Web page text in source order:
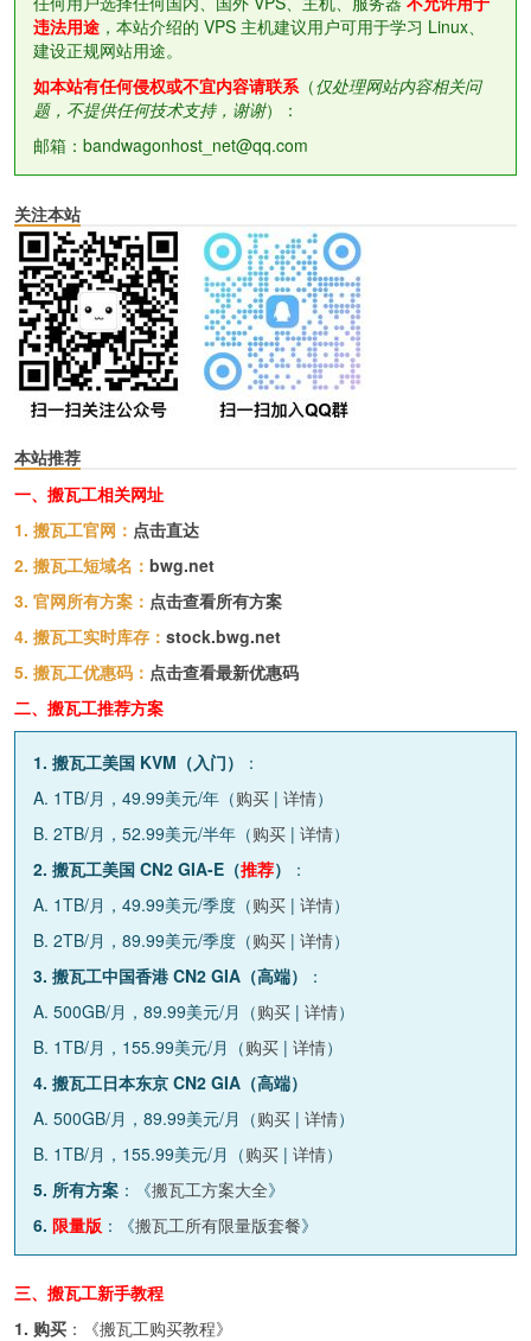
违法用途 ，本站介绍的 VPS 主机建议用户可用于学习 Linux、
建设正规网站用途。
如本站有任何侵权或不宜内容请联系（仅处理网站内容相关问
题，不提供任何技术支持，谢谢）：
邮箱：bandwagonhost_net@qq.com
关注本站
本站推荐
一、搬瓦工相关网址
1. 搬瓦工官网： 点击直达
2. 搬瓦工短域名： bwg.net
3. 官网所有方案： 点击查看所有方案
4. 搬瓦工实时库存： stock.bwg.net
5. 搬瓦工优惠码： 点击查看最新优惠码
二、搬瓦工推荐方案
1. 搬瓦工美国 KVM（入门）
：
A. 1TB/月，49.99美元/年（购买 | 详情）
B. 2TB/月，52.99美元/半年（购买 | 详情）
2. 搬瓦工美国 CN2 GIA-E（推荐）
：
A. 1TB/月，49.99美元/季度（购买 | 详情）
B. 2TB/月，89.99美元/季度（购买 | 详情）
3. 搬瓦工中国香港 CN2 GIA（高端）
：
A. 500GB/月，89.99美元/月（购买 | 详情）
B. 1TB/月，155.99美元/月（购买 | 详情）
4. 搬瓦工日本东京 CN2 GIA（高端）
A. 500GB/月，89.99美元/月（购买 | 详情）
B. 1TB/月，155.99美元/月（购买 | 详情）
5. 所有方案 ：《搬瓦工方案大全》
6. 限量版 ：《搬瓦工所有限量版套餐》
三、搬瓦工新手教程
1. 购买 ：《搬瓦工购买教程》